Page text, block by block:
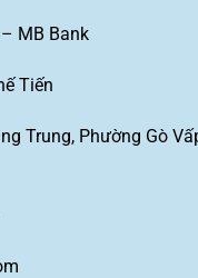
MB Bank
Tiến
Trung, Phường Gò